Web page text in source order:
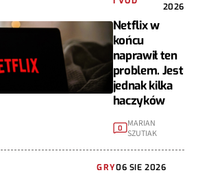
2026
Netflix w
końcu
naprawił ten
problem. Jest
jednak kilka
haczyków
0
MARIAN
SZUTIAK
GRY06 SIE 2026